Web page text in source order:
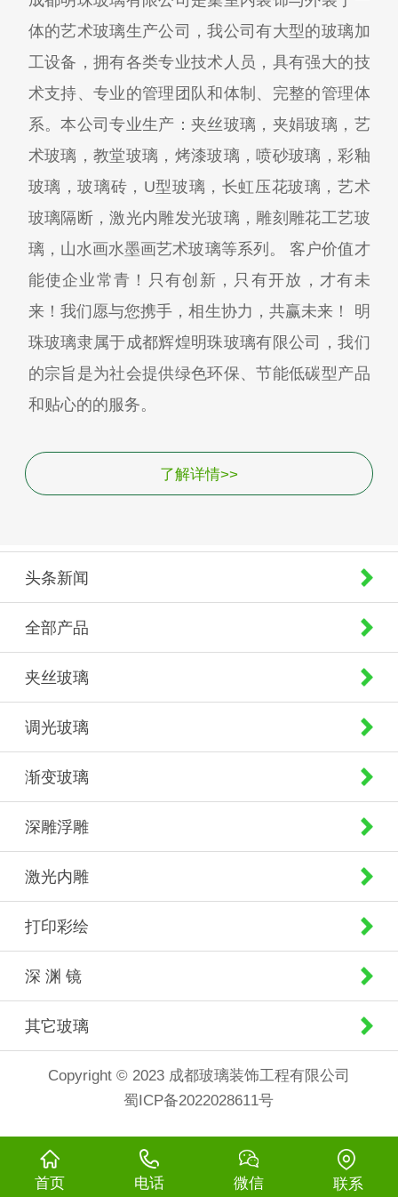
体的艺术玻璃生产公司，我公司有大型的玻璃加
工设备，拥有各类专业技术人员，具有强大的技
术支持、专业的管理团队和体制、完整的管理体
系。本公司专业生产：夹丝玻璃，夹娟玻璃，艺
术玻璃，教堂玻璃，烤漆玻璃，喷砂玻璃，彩釉
玻璃，玻璃砖，U型玻璃，长虹压花玻璃，艺术
玻璃隔断，激光内雕发光玻璃，雕刻雕花工艺玻
璃，山水画水墨画艺术玻璃等系列。 客户价值才
能使企业常青！只有创新，只有开放，才有未
来！我们愿与您携手，相生协力，共赢未来！ 明
珠玻璃隶属于成都辉煌明珠玻璃有限公司，我们
的宗旨是为社会提供绿色环保、节能低碳型产品
和贴心的的服务。
了解详情>>
头条新闻
全部产品
夹丝玻璃
调光玻璃
渐变玻璃
深雕浮雕
激光内雕
打印彩绘
深 渊 镜
其它玻璃
Copyright © 2023 成都玻璃装饰工程有限公司
蜀ICP备2022028611号
首页 电话 微信 联系